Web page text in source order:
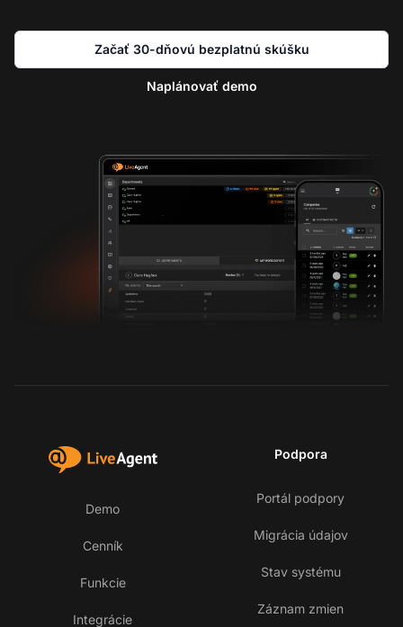
Začať 30-dňovú bezplatnú skúšku
Naplánovať demo
Demo
Cenník
Funkcie
Integrácie
Podpora
Portál podpory
Migrácia údajov
Stav systému
Záznam zmien